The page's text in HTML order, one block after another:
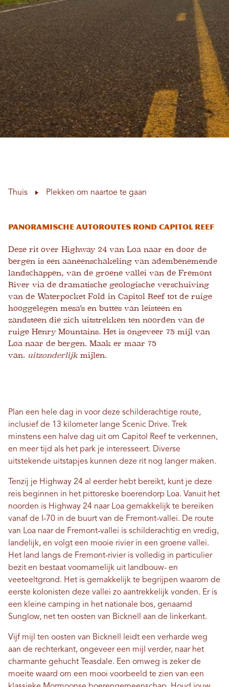
Thuis Plekken om naartoe te gaan
Panoramische autoroutes rond Capitol Reef
Deze rit over Highway 24 van Loa naar en door de
bergen is een aaneenschakeling van adembenemende
landschappen, van de groene vallei van de Fremont
River via de dramatische geologische verschuiving
van de Waterpocket Fold in Capitol Reef tot de ruige
hooggelegen mesa's en buttes van leisteen en
zandsteen die zich uitstrekken ten noorden van de
ruige Henry Mountains. Het is ongeveer 75 mijl van
Loa naar de bergen. Maak er maar 75
van. uitzonderlijkmijlen.
Plan een hele dag in voor deze schilderachtige route,
inclusief de 13 kilometer lange Scenic Drive. Trek
minstens een halve dag uit om Capitol Reef te verkennen,
en meer tijd als het park je interesseert. Diverse
uitstekende uitstapjes kunnen deze rit nog langer maken.
Tenzij je Highway 24 al eerder hebt bereikt, kunt je deze
reis beginnen in het pittoreske boerendorp Loa. Vanuit het
noorden is Highway 24 naar Loa gemakkelijk te bereiken
vanaf de I-70 in de buurt van de Fremont-vallei. De route
van Loa naar de Fremont-vallei is schilderachtig en vredig,
landelijk, en volgt een mooie rivier in een groene vallei.
Het land langs de Fremont-rivier is volledig in particulier
bezit en bestaat voornamelijk uit landbouw- en
veeteeltgrond. Het is gemakkelijk te begrijpen waarom de
eerste kolonisten deze vallei zo aantrekkelijk vonden. Er is
een kleine camping in het nationale bos, genaamd
Sunglow, net ten oosten van Bicknell aan de linkerkant.
Vijf mijl ten oosten van Bicknell leidt een verharde weg
aan de rechterkant, ongeveer een mijl verder, naar het
charmante gehucht Teasdale. Een omweg is zeker de
moeite waard om een ​​mooi voorbeeld te zien van een